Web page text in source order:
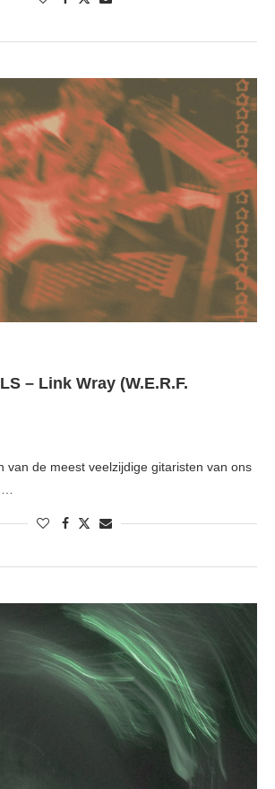
– Link Wray (W.E.R.F.
van de meest veelzijdige gitaristen van ons
…